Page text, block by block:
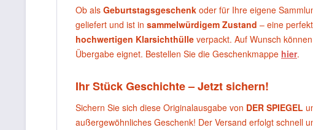
Ob als Geburtstagsgeschenk oder für Ihre eigene
geliefert und ist in sammelwürdigem Zustand – eine
hochwertigen Klarsichthülle verpackt. Auf Wunsch
Übergabe eignet. Bestellen Sie die Geschenkmappe hier.
Ihr Stück Geschichte – Jetzt sichern!
Sichern Sie sich diese Originalausgabe von DER SPIEGEL
außergewöhnliches Geschenk! Der Versand erfolgt schnell